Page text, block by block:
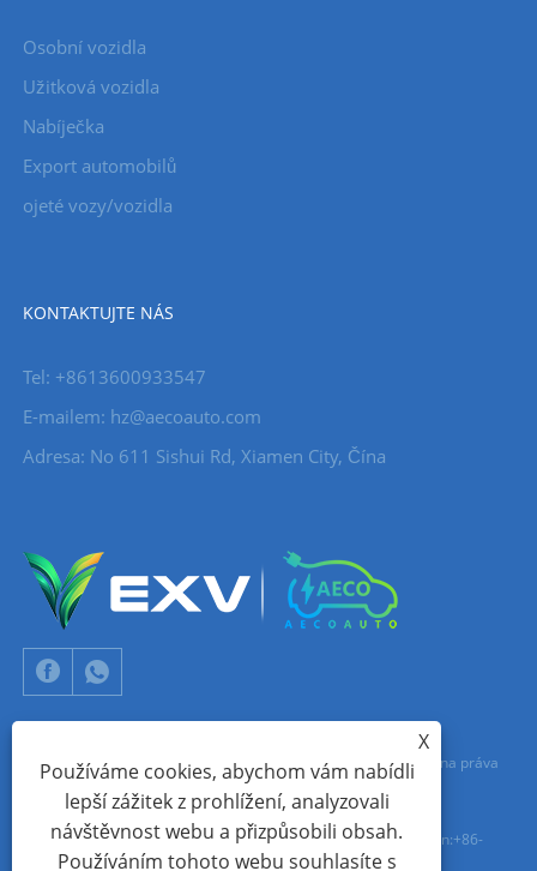
Osobní vozidla
Užitková vozidla
Nabíječka
Export automobilů
ojeté vozy/vozidla
KONTAKTUJTE NÁS
Tel: +8613600933547
E-mailem: hz@aecoauto.com
Adresa: No 611 Sishui Rd, Xiamen City, Čína
Copyright © 2024 Xiamen Aecoauto Technology Co., Ltd. Všechna práva
vyhrazena.
TECHNICKÁ PODPORA WEBOVÝCH STRÁNEK:SÍŤ TIANYUjack Lin:+86-
X
Používáme cookies, abychom vám nabídli
lepší zážitek z prohlížení, analyzovali
návštěvnost webu a přizpůsobili obsah.
Používáním tohoto webu souhlasíte s